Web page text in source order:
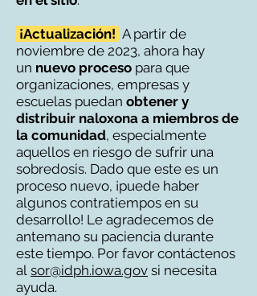
¡Actualización! A partir de
noviembre de 2023, ahora hay
un nuevo proceso para que
organizaciones, empresas y
escuelas puedan obtener y
distribuir naloxona a miembros de
la comunidad, especialmente
aquellos en riesgo de sufrir una
sobredosis. Dado que este es un
proceso nuevo, ¡puede haber
algunos contratiempos en su
desarrollo! Le agradecemos de
antemano su paciencia durante
este tiempo. Por favor contáctenos
al sor@idph.iowa.gov si necesita
ayuda.